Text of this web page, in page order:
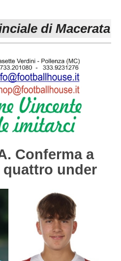
Carica la tua Rosa
di Macerata
Conferma a
under